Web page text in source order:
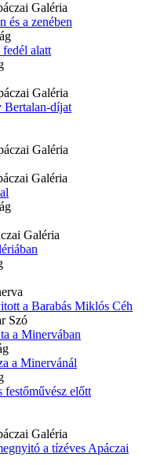
Galéria
és a zenében
fedél alatt
Galéria
Bertalan-díjat
Galéria
Galéria
Galéria
a Barabás Miklós Céh
Szó
a Minervában
a Minervánál
festőművész előtt
Galéria
a tízéves Apáczai